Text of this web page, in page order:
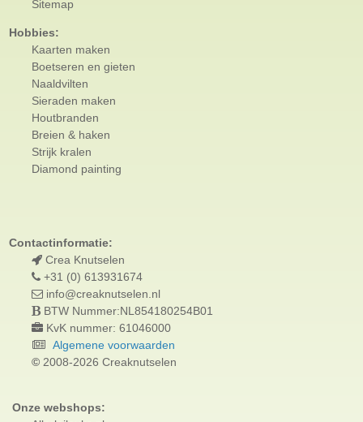
Sitemap
Hobbies:
Kaarten maken
Boetseren en gieten
Naaldvilten
Sieraden maken
Houtbranden
Breien & haken
Strijk kralen
Diamond painting
Contactinformatie:
Crea Knutselen
+31 (0) 613931674
info@creaknutselen.nl
BTW Nummer:NL854180254B01
KvK nummer: 61046000
Algemene voorwaarden
© 2008-2026 Creaknutselen
Onze webshops: